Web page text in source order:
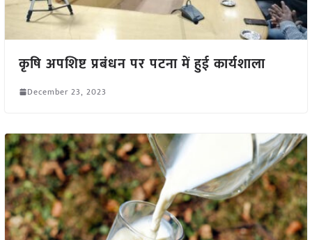
कृषि अपशिष्ट प्रबंधन पर पटना में हुई कार्यशाला
December 23, 2023